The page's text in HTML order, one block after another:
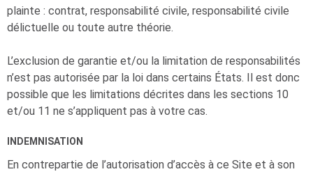
plainte : contrat, responsabilité civile, responsabilité civile
délictuelle ou toute autre théorie.
L’exclusion de garantie et/ou la limitation de responsabilités
n’est pas autorisée par la loi dans certains États. Il est donc
possible que les limitations décrites dans les sections 10
et/ou 11 ne s’appliquent pas à votre cas.
INDEMNISATION
En contrepartie de l’autorisation d’accès à ce Site et à son